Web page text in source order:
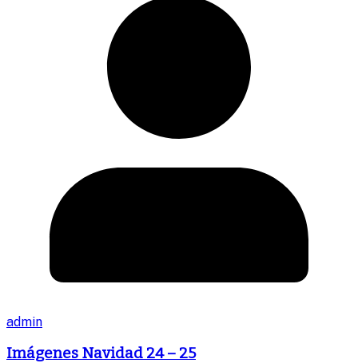
admin
Imágenes Navidad 24 – 25